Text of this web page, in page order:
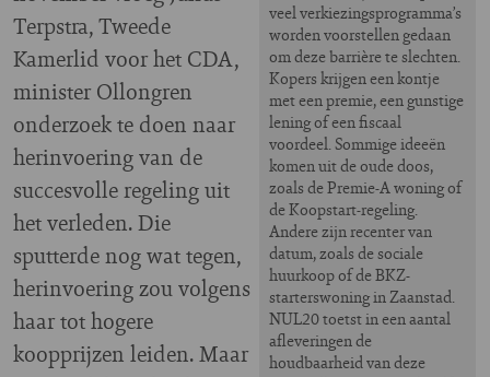
veel verkiezingsprogramma’s
worden voorstellen gedaan
om deze barrière te slechten.
Kopers krijgen een kontje
met een premie, een gunstige
lening of een fiscaal
voordeel. Sommige ideeën
komen uit de oude doos,
zoals de Premie-A woning of
de Koopstart-regeling.
Andere zijn recenter van
datum, zoals de sociale
huurkoop of de BKZ-
starterswoning in Zaanstad.
NUL20 toetst in een aantal
afleveringen de
houdbaarheid van deze
Terpstra, Tweede
Kamerlid voor het CDA,
minister Ollongren
onderzoek te doen naar
herinvoering van de
succesvolle regeling uit
het verleden. Die
sputterde nog wat tegen,
herinvoering zou volgens
haar tot hogere
koopprijzen leiden. Maar